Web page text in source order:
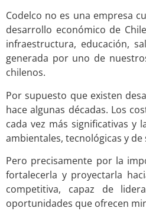
Codelco no es una empresa
desarrollo económico de
infraestructura, educación,
generada por uno de
chilenos.
Por supuesto que existen
hace algunas décadas. Los
cada vez más significativas y
ambientales, tecnológicas y
Pero precisamente por la
fortalecerla y proyectarla
competitiva, capaz de
oportunidades que ofrecen